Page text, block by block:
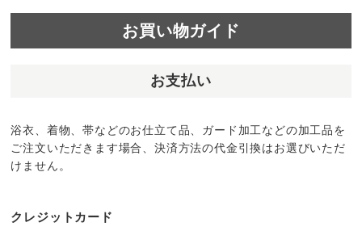
お買い物ガイド
お支払い
浴衣、着物、帯などのお仕立て品、ガード加工などの加工品を
ご注文いただきます場合、決済方法の代金引換はお選びいただ
けません。
クレジットカード